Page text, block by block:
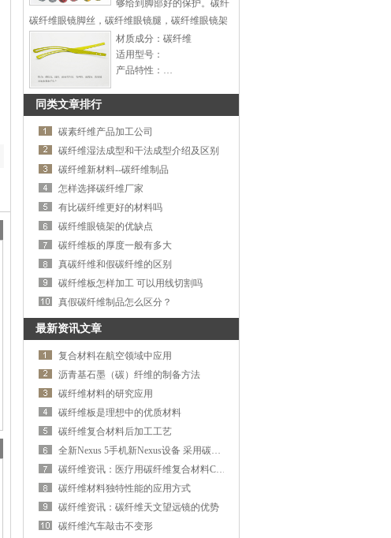
内市场远销中东.北美.俄罗
斯等国家专业的设计加上精
致的工艺赢得了广大客户的
好评竭诚欢迎新老客户前来
洽谈！…
够给到脚部好的保护。碳纤
维鞋底非常轻盈，能提供很
好的稳定性，可以根据客户
需要做成不同的硬度和厚
度。…
碳纤维眼镜脚丝，碳纤维眼镜腿，碳纤维眼镜架
材质成分：碳纤维
适用型号：
产品特性：…
同类文章排行
碳素纤维产品加工公司
碳纤维湿法成型和干法成型介绍及区别
碳纤维新材料--碳纤维制品
怎样选择碳纤维厂家
有比碳纤维更好的材料吗
碳纤维眼镜架的优缺点
碳纤维板的厚度一般有多大
真碳纤维和假碳纤维的区别
碳纤维板怎样加工 可以用线切割吗
真假碳纤维制品怎么区分？
最新资讯文章
复合材料在航空领域中应用
沥青基石墨（碳）纤维的制备方法
碳纤维材料的研究应用
碳纤维板是理想中的优质材料
碳纤维复合材料后加工工艺
全新Nexus 5手机新Nexus设备 采用碳纤维复合
碳纤维资讯：医疗用碳纤维复合材料CT头
碳纤维材料独特性能的应用方式
碳纤维资讯：碳纤维天文望远镜的优势
碳纤维汽车敲击不变形